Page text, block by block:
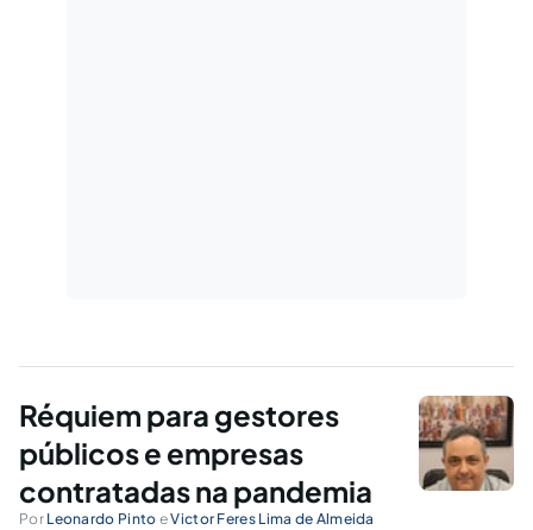
Réquiem para gestores
públicos e empresas
contratadas na pandemia
Por Leonardo Pinto eVictor Feres Lima de Almeida